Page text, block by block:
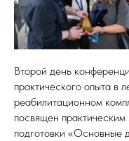
Второй день
практического опыта в
реабилитационном
посвящен
подготовки «Основные